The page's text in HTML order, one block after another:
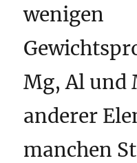
wenigen
Mg, Al und
anderer
manchen